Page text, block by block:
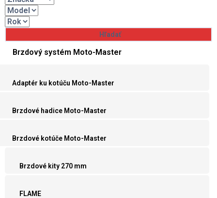
Brzdový systém Moto-Master
Adaptér ku kotúču Moto-Master
Brzdové hadice Moto-Master
Brzdové kotúče Moto-Master
Brzdové kity 270 mm
FLAME